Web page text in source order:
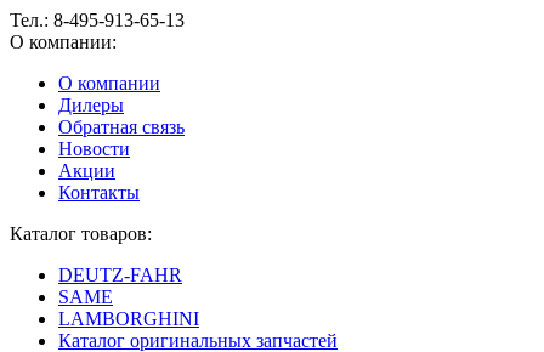
Тел.: 8-495-913-65-13
О компании:
О компании
Дилеры
Обратная связь
Новости
Акции
Контакты
Каталог товаров:
DEUTZ-FAHR
SAME
LAMBORGHINI
Каталог оригинальных запчастей